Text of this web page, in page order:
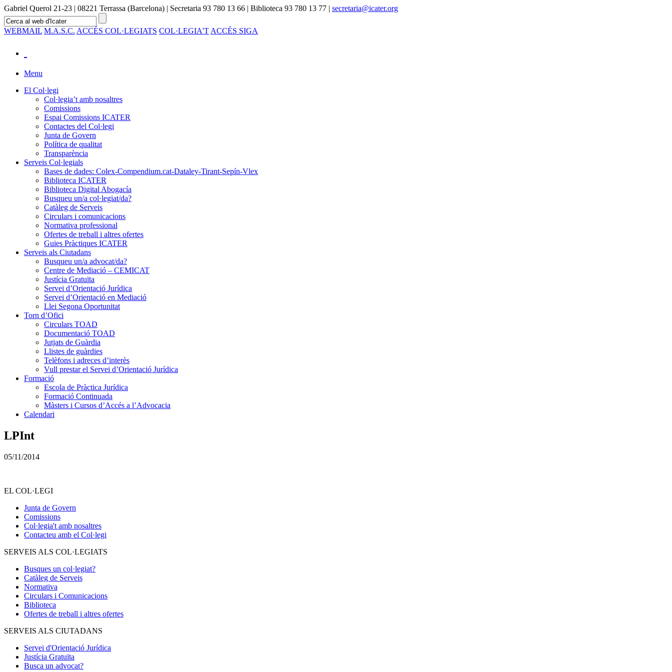
Gabriel Querol 21-23 | 08221 Terrassa (Barcelona) | Secretaria 93 780 13 66 | Biblioteca 93 780 13 77 | secretaria@icater.org
WEBMAIL M.A.S.C. ACCÉS COL·LEGIATS COL·LEGIA'T ACCÉS SIGA
Menu
El Col·legi
Col·legia’t amb nosaltres
Comissions
Espai Comissions ICATER
Contactes del Col·legi
Junta de Govern
Política de qualitat
Transparència
Serveis Col·legials
Bases de dades: Colex-Compendium.cat-Dataley-Tirant-Sepín-Vlex
Biblioteca ICATER
Biblioteca Digital Abogacía
Busqueu un/a col·legiat/da?
Catàleg de Serveis
Circulars i comunicacions
Normativa professional
Ofertes de treball i altres ofertes
Guies Pràctiques ICATER
Serveis als Ciutadans
Busqueu un/a advocat/da?
Centre de Mediació – CEMICAT
Justícia Gratuïta
Servei d’Orientació Jurídica
Servei d’Orientació en Mediació
Llei Segona Oportunitat
Torn d’Ofici
Circulars TOAD
Documentació TOAD
Jutjats de Guàrdia
Llistes de guàrdies
Telèfons i adreces d’interès
Vull prestar el Servei d’Orientació Jurídica
Formació
Escola de Pràctica Jurídica
Formació Continuada
Màsters i Cursos d’Accés a l’Advocacia
Calendari
LPInt
05/11/2014
EL COL·LEGI
Junta de Govern
Comissions
Col·legia't amb nosaltres
Contacteu amb el Col·legi
SERVEIS ALS COL·LEGIATS
Busques un col·legiat?
Catàleg de Serveis
Normativa
Circulars i Comunicacions
Biblioteca
Ofertes de treball i altres ofertes
SERVEIS ALS CIUTADANS
Servei d'Orientació Jurídica
Justícia Gratuïta
Busca un advocat?